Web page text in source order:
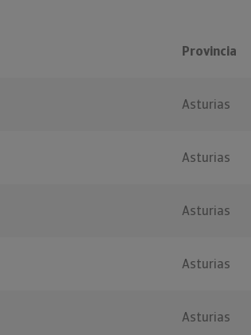
Provincia
Asturias
Asturias
Asturias
Asturias
Asturias